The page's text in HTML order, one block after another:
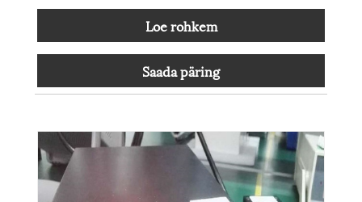
Loe rohkem
Saada päring